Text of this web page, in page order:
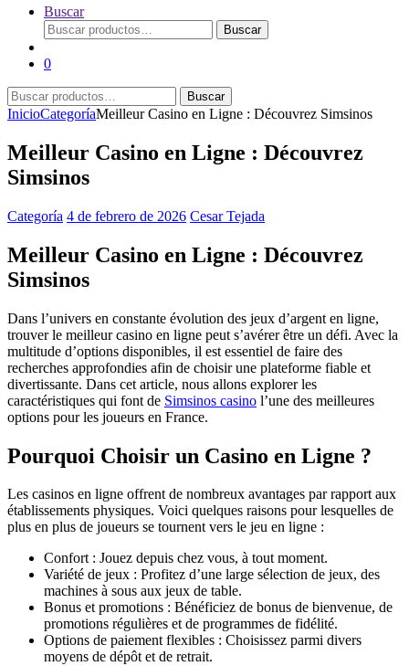
Buscar
Buscar
por:
Buscar
0
Buscar
por:
Buscar
InicioCategoríaMeilleur Casino en Ligne : Découvrez Simsinos
Meilleur Casino en Ligne : Découvrez
Simsinos
Categoría 4 de febrero de 2026 Cesar Tejada
Meilleur Casino en Ligne : Découvrez
Simsinos
Dans l’univers en constante évolution des jeux d’argent en ligne,
trouver le meilleur casino en ligne peut s’avérer être un défi. Avec la
multitude d’options disponibles, il est essentiel de faire des
recherches approfondies afin de choisir une plateforme fiable et
divertissante. Dans cet article, nous allons explorer les
caractéristiques qui font de Simsinos casino l’une des meilleures
options pour les joueurs en France.
Pourquoi Choisir un Casino en Ligne ?
Les casinos en ligne offrent de nombreux avantages par rapport aux
établissements physiques. Voici quelques raisons pour lesquelles de
plus en plus de joueurs se tournent vers le jeu en ligne :
Confort : Jouez depuis chez vous, à tout moment.
Variété de jeux : Profitez d’une large sélection de jeux, des
machines à sous aux jeux de table.
Bonus et promotions : Bénéficiez de bonus de bienvenue, de
promotions régulières et de programmes de fidélité.
Options de paiement flexibles : Choisissez parmi divers
moyens de dépôt et de retrait.